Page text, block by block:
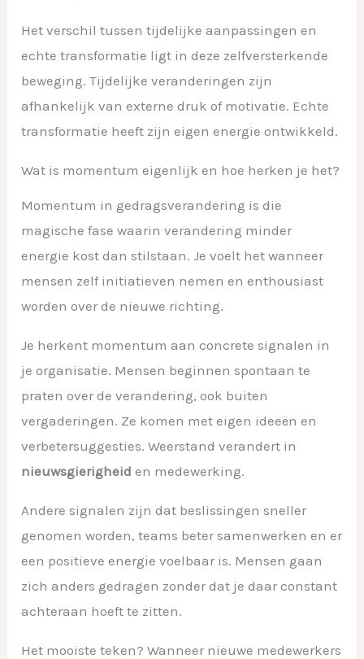
Het verschil tussen tijdelijke aanpassingen en
echte transformatie ligt in deze zelfversterkende
beweging. Tijdelijke veranderingen zijn
afhankelijk van externe druk of motivatie. Echte
transformatie heeft zijn eigen energie ontwikkeld.
Wat is momentum eigenlijk en hoe herken je het?
Momentum in gedragsverandering is die
magische fase waarin verandering minder
energie kost dan stilstaan. Je voelt het wanneer
mensen zelf initiatieven nemen en enthousiast
worden over de nieuwe richting.
Je herkent momentum aan concrete signalen in
je organisatie. Mensen beginnen spontaan te
praten over de verandering, ook buiten
vergaderingen. Ze komen met eigen ideeën en
verbetersuggesties. Weerstand verandert in
nieuwsgierigheid en medewerking.
Andere signalen zijn dat beslissingen sneller
genomen worden, teams beter samenwerken en er
een positieve energie voelbaar is. Mensen gaan
zich anders gedragen zonder dat je daar constant
achteraan hoeft te zitten.
Het mooiste teken? Wanneer nieuwe medewerkers